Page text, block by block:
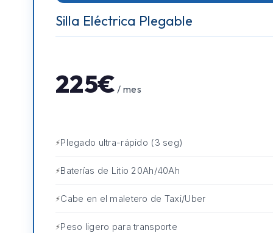
Silla Eléctrica Plegable
225€ / mes
Plegado ultra-rápido (3 seg)
Baterías de Litio 20Ah/40Ah
Cabe en el maletero de Taxi/Uber
Peso ligero para transporte